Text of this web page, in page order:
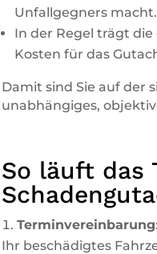
Unfallgegners macht.
In der Regel trägt
Kosten für das
Damit sind Sie auf der
unabhängiges,
So läuft das
Terminvereinbarung
Ihr beschädigtes